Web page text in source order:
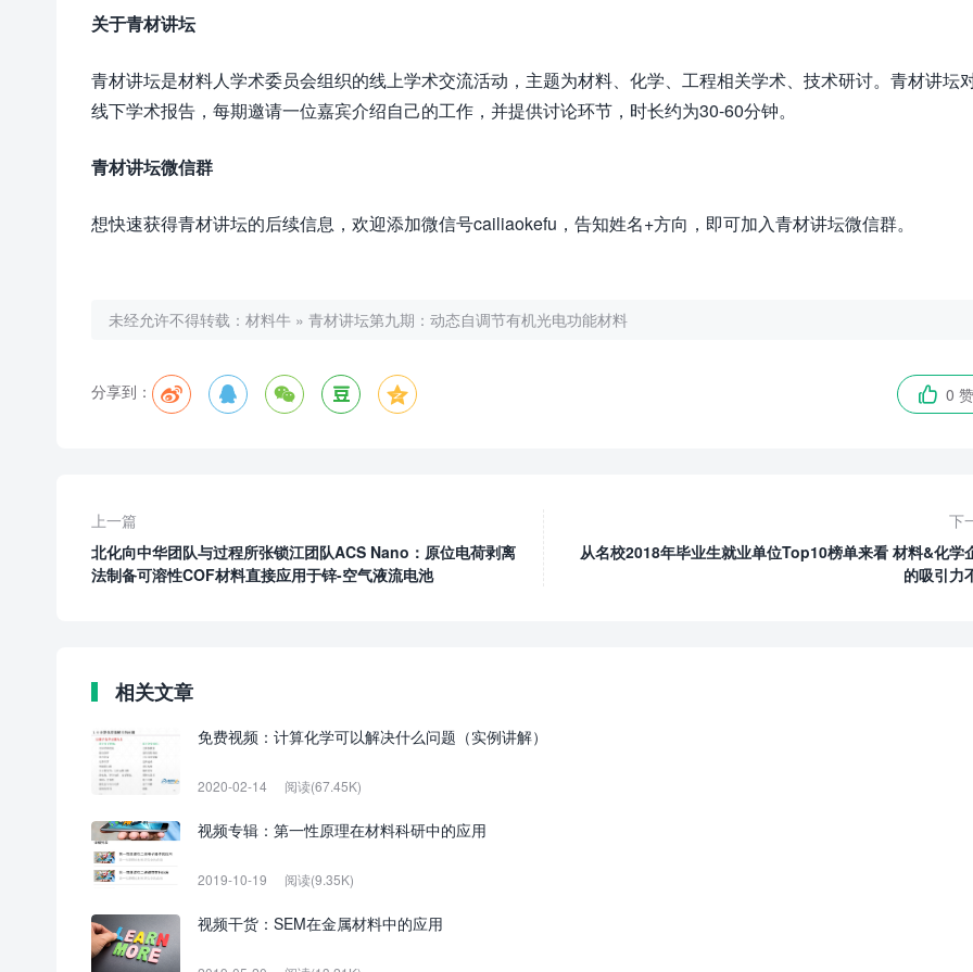
关于青材讲坛
青材讲坛是材料人学术委员会组织的线上学术交流活动，主题为材料、化学、工程相关学术、技术研讨。青材讲坛
线下学术报告，每期邀请一位嘉宾介绍自己的工作，并提供讨论环节，时长约为30-60分钟。
青材讲坛微信群
想快速获得青材讲坛的后续信息，欢迎添加微信号cailiaokefu，告知姓名+方向，即可加入青材讲坛微信群。
未经允许不得转载： 材料牛 » 青材讲坛第九期：动态自调节有机光电功能材料
分享到：       0 赞
上一篇
北化向中华团队与过程所张锁江团队ACS Nano：原位电荷剥离
法制备可溶性COF材料直接应用于锌-空气液流电池
下
从名校2018年毕业生就业单位Top10榜单来看 材料&化学企业
的吸引力
相关文章
免费视频：计算化学可以解决什么问题（实例讲解）
2020-02-14 阅读(67.45K)
视频专辑：第一性原理在材料科研中的应用
2019-10-19 阅读(9.35K)
视频干货：SEM在金属材料中的应用